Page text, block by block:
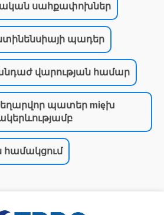
սահքափոխներ
պադեր
վարության համար
պատեր mięխ